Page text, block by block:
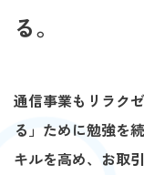
る。
通信事業もリラク
る」ために勉強を
キルを高め、お取